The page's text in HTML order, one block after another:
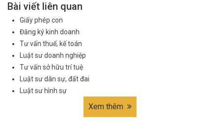
Bài viết liên quan
Giấy phép con
Đăng ký kinh doanh
Tư vấn thuế, kế toán
Luật sư doanh nghiệp
Tư vấn sở hữu trí tuệ
Luật sư dân sự, đất đai
Luật sư hình sự
Xem thêm